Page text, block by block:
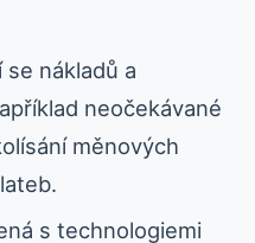
se nákladů a
neočekávané
měnových
s technologiemi